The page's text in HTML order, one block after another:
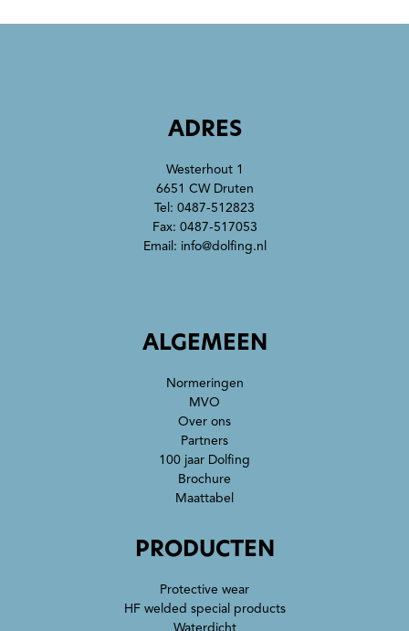
ADRES
Westerhout 1
6651 CW Druten
Tel: 0487-512823
Fax: 0487-517053
Email: info@dolfing.nl
ALGEMEEN
Normeringen
MVO
Over ons
Partners
100 jaar Dolfing
Brochure
Maattabel
PRODUCTEN
Protective wear
HF welded special products
Waterdicht